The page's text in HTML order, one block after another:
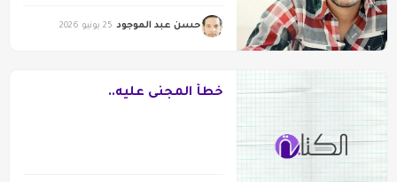
حسن عبد الموجود 25 يونيو 2026
خطأ المجنى عليه..